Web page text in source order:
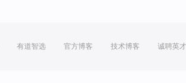
有道智选 官方博客 技术博客 诚聘英才